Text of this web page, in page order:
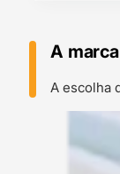
A
A escolha